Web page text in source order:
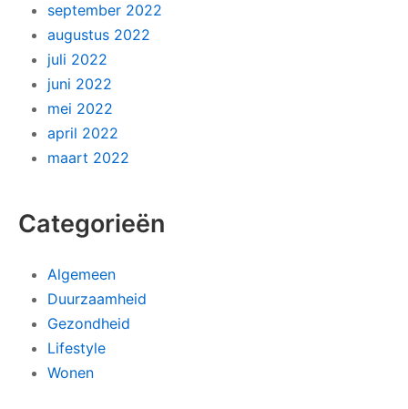
september 2022
augustus 2022
juli 2022
juni 2022
mei 2022
april 2022
maart 2022
Categorieën
Algemeen
Duurzaamheid
Gezondheid
Lifestyle
Wonen